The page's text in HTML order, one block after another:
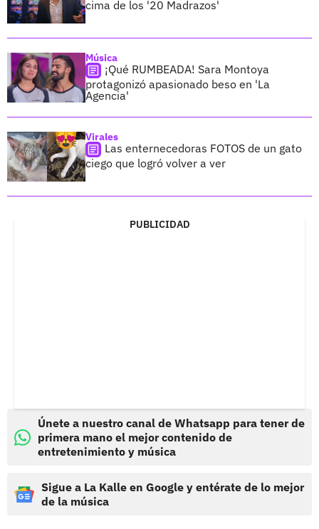
cima de los '20 Madrazos'
Música
¡Qué RUMBEADA! Sara Montoya
protagonizó apasionado beso en 'La
Agencia'
Virales
Las enternecedoras FOTOS de un gato
ciego que logró volver a ver
PUBLICIDAD
Únete a nuestro canal de Whatsapp para tener de
primera mano el mejor contenido de
entretenimiento y música
Sigue a La Kalle en Google y entérate de lo mejor
de la música